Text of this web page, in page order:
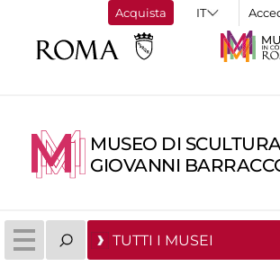
Acquista
MUSEO DI
GIOVANNI
TUTTI I MUSEI